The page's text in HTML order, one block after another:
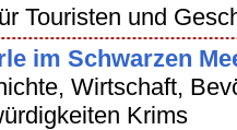
Touristen und
im Schwarzen
Wirtschaft,
Krims